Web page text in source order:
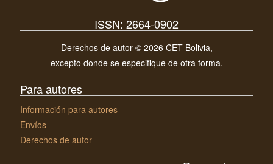
ISSN: 2664-0902
Derechos de autor © 2026 CET Bolivia,
excepto donde se especifique de otra forma.
Para autores
Información para autores
Envíos
Derechos de autor